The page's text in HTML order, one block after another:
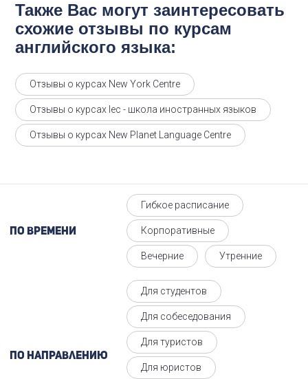
Также Вас могут заинтересовать
схожие отзывы по курсам
английского языка:
Отзывы о курсах New York Centre
Отзывы о курсах Iec - школа иностранных языков
Отзывы о курсах New Planet Language Centre
По времени
Гибкое расписание
Корпоративные
Вечерние Утренние
По направлению
Для студентов
Для собеседования
Для туристов
Для юристов